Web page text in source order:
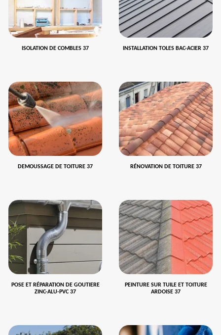
ISOLATION DE COMBLES 37 INSTALLATION TOLES BAC-ACIER 37
DEMOUSSAGE DE TOITURE 37 RÉNOVATION DE TOITURE 37
POSE ET RÉPARATION DE GOUTIERE
ZINC-ALU-PVC 37
PEINTURE SUR TUILE ET TOITURE
ARDOISE 37